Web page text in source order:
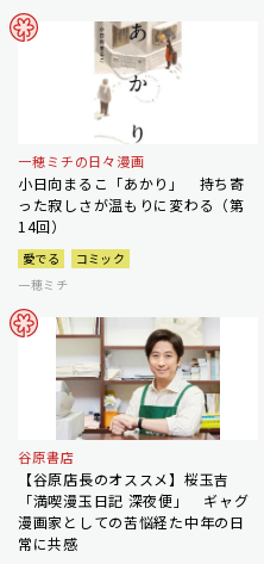
一穂ミチの日々漫画
小日向まるこ「あかり」 持ち寄
った寂しさが温もりに変わる（第
14回）
愛でる
コミック
一穂ミチ
谷原書店
【谷原店長のオススメ】桜玉吉
「満喫漫玉日記 深夜便」 ギャグ
漫画家としての苦悩経た中年の日
常に共感